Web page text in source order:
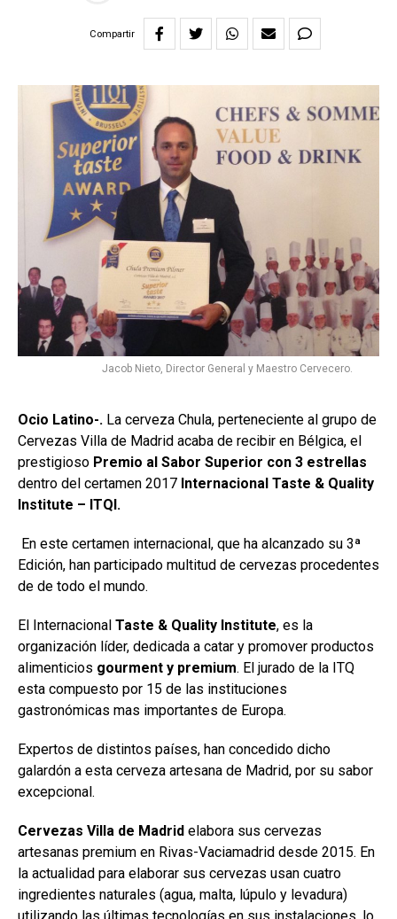
Compartir
Jacob Nieto, Director General y Maestro Cervecero.
Ocio Latino-. La cerveza Chula, perteneciente al grupo de
Cervezas Villa de Madrid acaba de recibir en Bélgica, el
prestigioso Premio al Sabor Superior con 3 estrellas
dentro del certamen 2017 Internacional Taste & Quality
Institute – ITQI.
En este certamen internacional, que ha alcanzado su 3ª
Edición, han participado multitud de cervezas procedentes
de de todo el mundo.
El Internacional Taste & Quality Institute, es la
organización líder, dedicada a catar y promover productos
alimenticios gourment y premium. El jurado de la ITQ
esta compuesto por 15 de las instituciones
gastronómicas mas importantes de Europa.
Expertos de distintos países, han concedido dicho
galardón a esta cerveza artesana de Madrid, por su sabor
excepcional.
Cervezas Villa de Madrid elabora sus cervezas
artesanas premium en Rivas-Vaciamadrid desde 2015. En
la actualidad para elaborar sus cervezas usan cuatro
ingredientes naturales (agua, malta, lúpulo y levadura)